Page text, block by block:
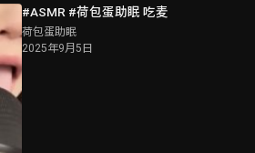
#ASMR #荷包蛋助眠 吃麦
荷包蛋助眠
2025年9月5日